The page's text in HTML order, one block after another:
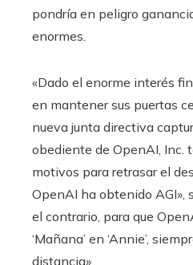
pondría en peligro
enormes.
«Dado el enorme interés
en mantener sus puertas
nueva junta directiva
obediente de OpenAI, Inc.
motivos para retrasar el
OpenAI ha obtenido AGI»,
el contrario, para que
‘Mañana’ en ‘Annie’,
distancia».